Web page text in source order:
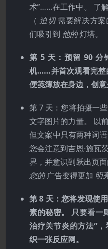
术”……在工作中。 了
（ 迫切 需要解决方
们吸引到 他的灯塔。
第 5 天：预留 90
机……并首次观看完整
便笺簿放在身边，创意
第 7 天：您将拍摄一
文字图片的力量。 以
但文案中只有两种词
您会注意到吉恩·施瓦
界，并意识到跃出页
您的广告变得更加 明
第 8 天：您将发现使
素的秘密。 只要看一
治疗关节炎的方法”
织一张反应网。